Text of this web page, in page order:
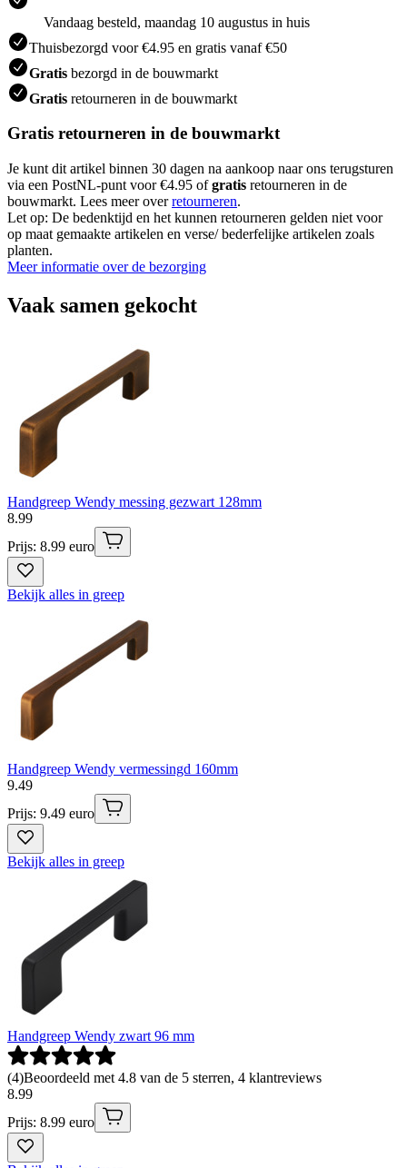
Vandaag besteld, maandag 10 augustus in huis
Thuisbezorgd voor €4.95 en gratis vanaf €50
Gratis bezorgd in de bouwmarkt
Gratis retourneren in de bouwmarkt
Gratis retourneren in de bouwmarkt
Je kunt dit artikel binnen 30 dagen na aankoop naar ons terugsturen
via een PostNL-punt voor €4.95 ofgratis retourneren in de
bouwmarkt. Lees meer overretourneren.
Let op: De bedenktijd en het kunnen retourneren gelden niet voor
op maat gemaakte artikelen en verse/ bederfelijke artikelen zoals
planten.
Meer informatie over de bezorging
Vaak samen gekocht
Handgreep Wendy messing gezwart 128mm
8.99
Prijs: 8.99 euro
Bekijk alles in greep
Handgreep Wendy vermessingd 160mm
9.49
Prijs: 9.49 euro
Bekijk alles in greep
Handgreep Wendy zwart 96 mm
(4)Beoordeeld met 4.8 van de 5 sterren, 4 klantreviews
8.99
Prijs: 8.99 euro